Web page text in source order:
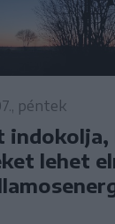
péntek
lehet